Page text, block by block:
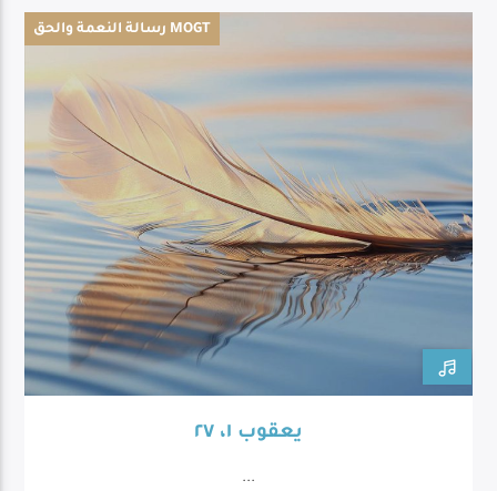
رسالة النعمة والحق MOGT
يعقوب ١، ٢٧
...